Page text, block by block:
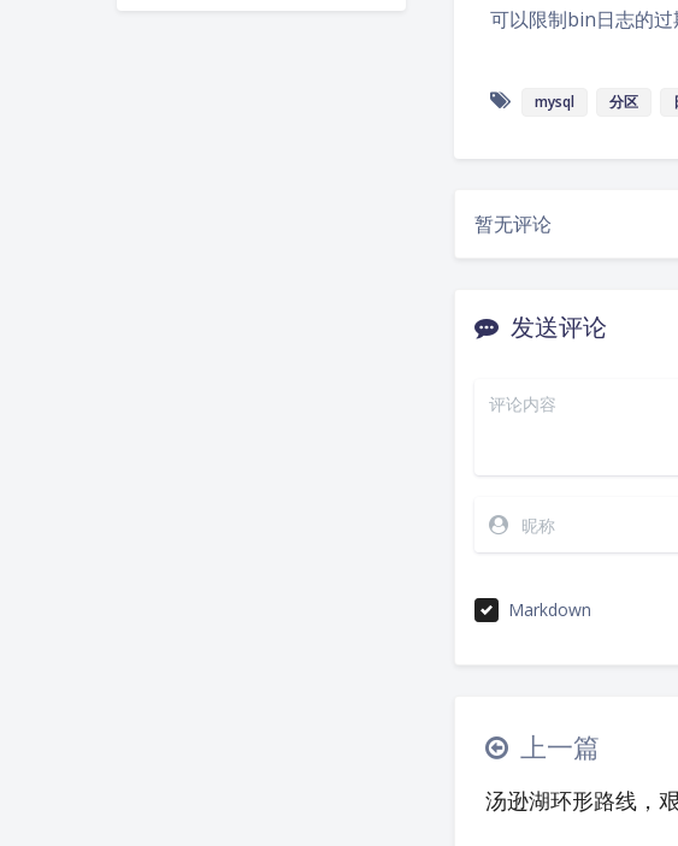
可以限制bin日志的过
mysql 分区
暂无评论
发送评论
Markdown
上一篇
汤逊湖环形路线，